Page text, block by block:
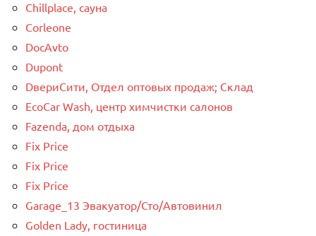
Chillplace, сауна
Corleone
DocAvto
Dupont
DвериСити, Отдел оптовых продаж; Склад
EcoCar Wash, центр химчистки салонов
Fazenda, дом отдыха
Fix Price
Fix Price
Fix Price
Garage_13 Эвакуатор/Сто/Автовинил
Golden Lady, гостиница